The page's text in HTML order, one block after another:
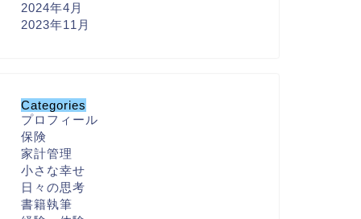
2024年4月
2023年11月
Categories
プロフィール
保険
家計管理
小さな幸せ
日々の思考
書籍執筆